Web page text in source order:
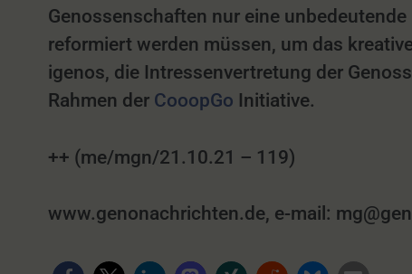
Genossenschaften nur eine
reformiert werden müssen, um das
igenos, die Intressenvertretung der
Rahmen der CooopGo Initiative.
++ (me/mgn/21.10.21 – 119)
www.genonachrichten.de, e-mail: